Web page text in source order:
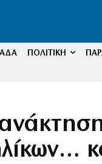
ΠΟΛΙΤΙΚΗ